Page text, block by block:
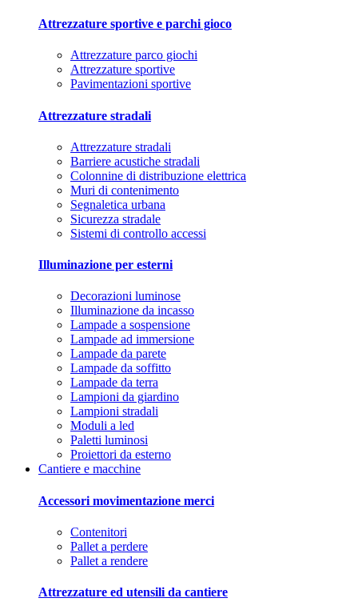
Attrezzature sportive e parchi gioco
Attrezzature parco giochi
Attrezzature sportive
Pavimentazioni sportive
Attrezzature stradali
Attrezzature stradali
Barriere acustiche stradali
Colonnine di distribuzione elettrica
Muri di contenimento
Segnaletica urbana
Sicurezza stradale
Sistemi di controllo accessi
Illuminazione per esterni
Decorazioni luminose
Illuminazione da incasso
Lampade a sospensione
Lampade ad immersione
Lampade da parete
Lampade da soffitto
Lampade da terra
Lampioni da giardino
Lampioni stradali
Moduli a led
Paletti luminosi
Proiettori da esterno
Cantiere e macchine
Accessori movimentazione merci
Contenitori
Pallet a perdere
Pallet a rendere
Attrezzature ed utensili da cantiere